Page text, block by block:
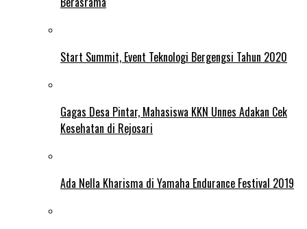
Start Summit, Event Teknologi Bergengsi Tahun 2020
Gagas Desa Pintar, Mahasiswa KKN Unnes Adakan Cek
Kesehatan di Rejosari
Ada Nella Kharisma di Yamaha Endurance Festival 2019